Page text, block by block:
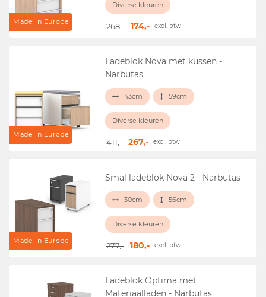
Made in Europe
Diverse kleuren
268,- 174,- excl. btw
Made in Europe
Ladeblok Nova met kussen -
Narbutas
43cm 59cm
Diverse kleuren
411,- 267,- excl. btw
Made in Europe
Smal ladeblok Nova 2 - Narbutas
30cm 56cm
Diverse kleuren
277,- 180,- excl. btw
Ladeblok Optima met
Materiaalladen - Narbutas